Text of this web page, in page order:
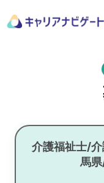
介護福祉士/
馬